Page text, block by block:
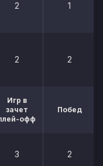
2 1
2 2
Игр в
зачет
офф
Побед
3 2